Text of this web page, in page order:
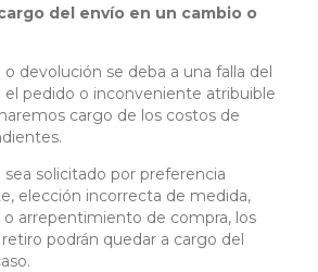
del envío en un cambio o
devolución se deba a una falla del
pedido o inconveniente atribuible
cargo de los costos de
solicitado por preferencia
elección incorrecta de medida,
arrepentimiento de compra, los
podrán quedar a cargo del